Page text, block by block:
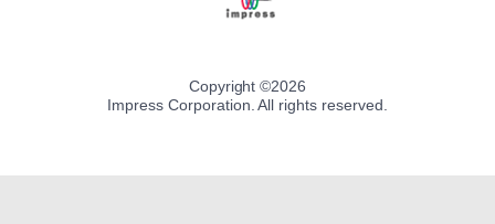
Copyright ©2026
Impress Corporation. All rights reserved.